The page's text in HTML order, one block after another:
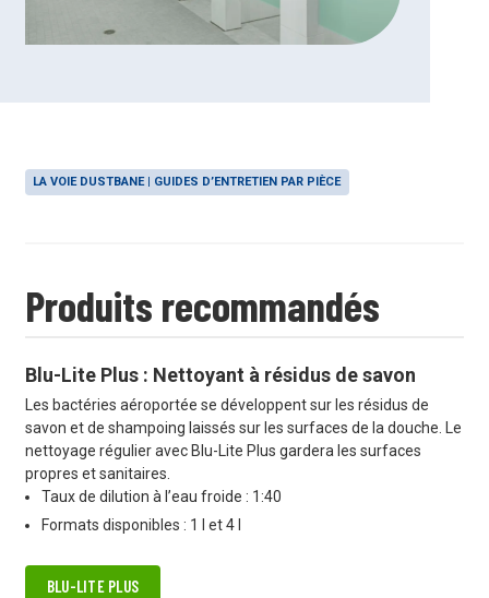
LA VOIE DUSTBANE | GUIDES D’ENTRETIEN PAR PIÈCE
Produits recommandés
Blu-Lite Plus : Nettoyant à résidus de savon
Les bactéries aéroportée se développent sur les résidus de
savon et de shampoing laissés sur les surfaces de la douche. Le
nettoyage régulier avec Blu-Lite Plus gardera les surfaces
propres et sanitaires.
Taux de dilution à l’eau froide : 1:40
Formats disponibles : 1 l et 4 l
BLU-LITE PLUS